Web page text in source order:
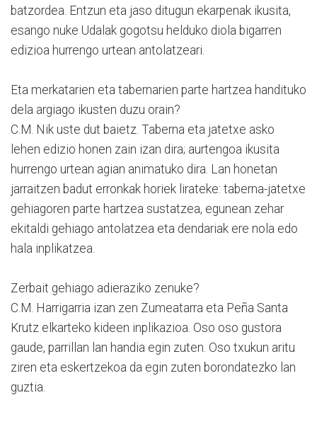
batzordea. Entzun eta jaso ditugun ekarpenak ikusita,
esango nuke Udalak gogotsu helduko diola bigarren
edizioa hurrengo urtean antolatzeari.
Eta merkatarien eta tabernarien parte hartzea handituko
dela argiago ikusten duzu orain?
C.M. Nik uste dut baietz. Taberna eta jatetxe asko
lehen edizio honen zain izan dira; aurtengoa ikusita
hurrengo urtean agian animatuko dira. Lan honetan
jarraitzen badut erronkak horiek lirateke: taberna-jatetxe
gehiagoren parte hartzea sustatzea, egunean zehar
ekitaldi gehiago antolatzea eta dendariak ere nola edo
hala inplikatzea.
Zerbait gehiago adieraziko zenuke?
C.M. Harrigarria izan zen Zumeatarra eta Peña Santa
Krutz elkarteko kideen inplikazioa. Oso oso gustora
gaude, parrillan lan handia egin zuten. Oso txukun aritu
ziren eta eskertzekoa da egin zuten borondatezko lan
guztia.